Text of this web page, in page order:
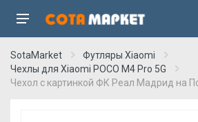
SotaMarket
Футляры Xiaomi
Чехлы для Xiaomi POCO M4 Pro 5G
Чехол с картинкой ФК Реал Мадрид на